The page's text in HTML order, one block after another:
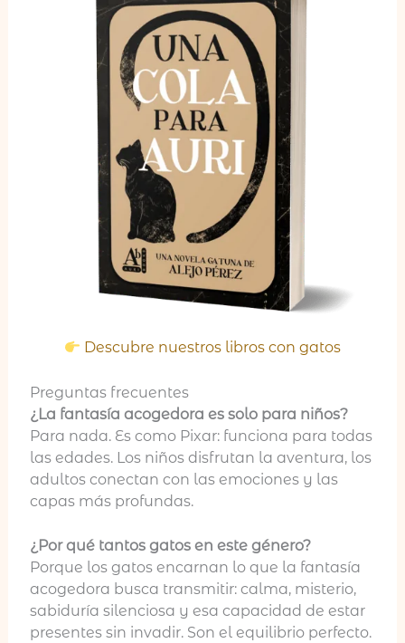
Descubre nuestros libros con gatos
Preguntas frecuentes
¿La fantasía acogedora es solo para niños?
Para nada. Es como Pixar: funciona para todas
las edades. Los niños disfrutan la aventura, los
adultos conectan con las emociones y las
capas más profundas.
¿Por qué tantos gatos en este género?
Porque los gatos encarnan lo que la fantasía
acogedora busca transmitir: calma, misterio,
sabiduría silenciosa y esa capacidad de estar
presentes sin invadir. Son el equilibrio perfecto.